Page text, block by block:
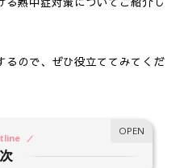
るので、ぜひ役立ててみてくだ